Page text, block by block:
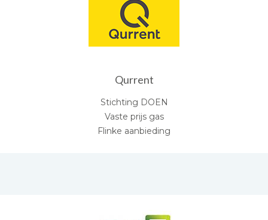
Qurrent
Stichting DOEN
Vaste prijs gas
Flinke aanbieding